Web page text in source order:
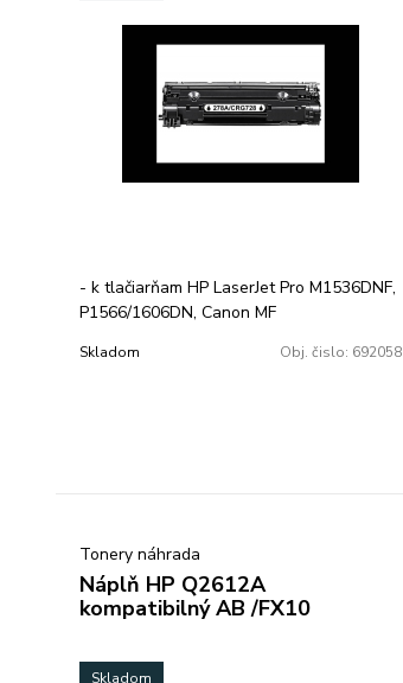
- k tlačiarňam HP LaserJet Pro M1536DNF,
P1566/1606DN, Canon MF
strán
Skladom Obj. čislo: 692058
Tonery náhrada
Náplň HP Q2612A
kompatibilný AB /FX10
Skladom